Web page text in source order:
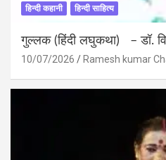
हिन्दी कहानी हिन्दी साहित्य
गुल्लक (हिंदी लघुकथा) – डॉ.
10/07/2026 Ramesh kumar